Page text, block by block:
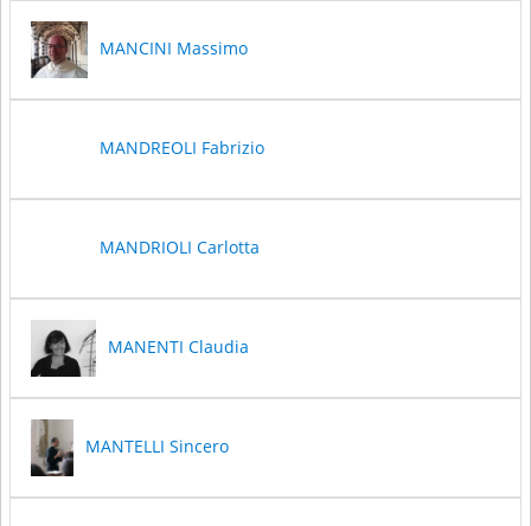
MANCINI Massimo
MANDREOLI Fabrizio
MANDRIOLI Carlotta
MANENTI Claudia
MANTELLI Sincero